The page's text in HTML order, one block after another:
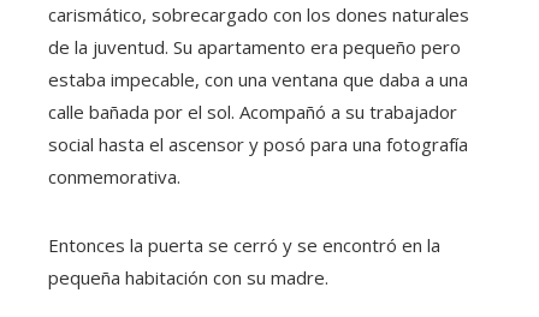
carismático, sobrecargado con los dones naturales
de la juventud. Su apartamento era pequeño pero
estaba impecable, con una ventana que daba a una
calle bañada por el sol. Acompañó a su trabajador
social hasta el ascensor y posó para una fotografía
conmemorativa.
Entonces la puerta se cerró y se encontró en la
pequeña habitación con su madre.